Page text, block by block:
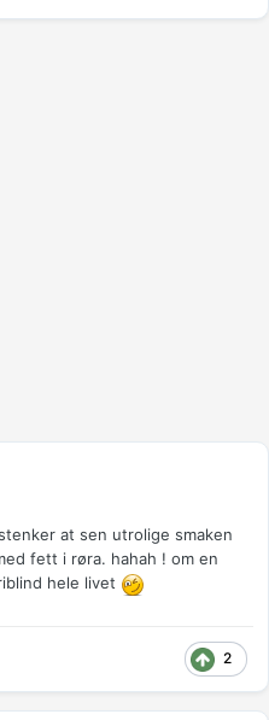
at sen utrolige smaken
fett i røra. hahah ! om en
hele livet
2